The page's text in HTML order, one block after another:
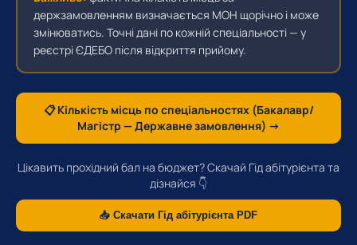
держзамовленням визначається МОН щорічно і може
змінюватись. Точні дані по кожній спеціальності — у
реєстрі ЄДЕБО після відкриття прийому.
📋 Кількість місць по спеціальностях (Бакалавр/
Магістр — Державне замовлення) →
Цікавить прохідний бал на бюджет? Скачай Гід абітурієнта та
дізнайся 👇
📥 Скачати Гід абітурієнта PDF